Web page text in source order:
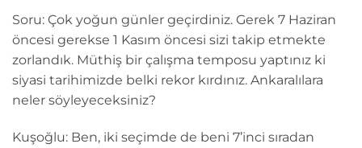
Soru: Çok yoğun günler geçirdiniz. Gerek 7 Haziran
öncesi gerekse 1 Kasım öncesi sizi takip etmekte
zorlandık. Müthiş bir çalışma temposu yaptınız ki
siyasi tarihimizde belki rekor kırdınız. Ankaralılara
neler söyleyeceksiniz?
Kuşoğlu: Ben, iki seçimde de beni 7’inci sıradan